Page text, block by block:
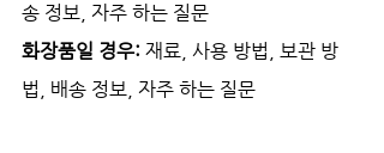
송 정보, 자주 하는 질문
화장품일 경우: 재료, 사용 방법, 보관 방
법, 배송 정보, 자주 하는 질문